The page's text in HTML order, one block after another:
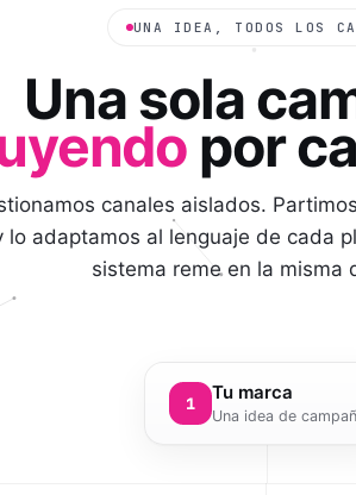
UNA IDEA, TODOS LOS
Una sola
por
canales aislados.
lo adaptamos al lenguaje de cada
sistema reme en la misma
1 Tu marca
Una idea de